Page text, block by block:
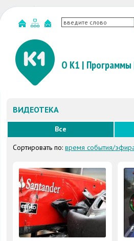
О К1 | Программы
ВИДЕОТЕКА
Все
Сортировать по: время события/